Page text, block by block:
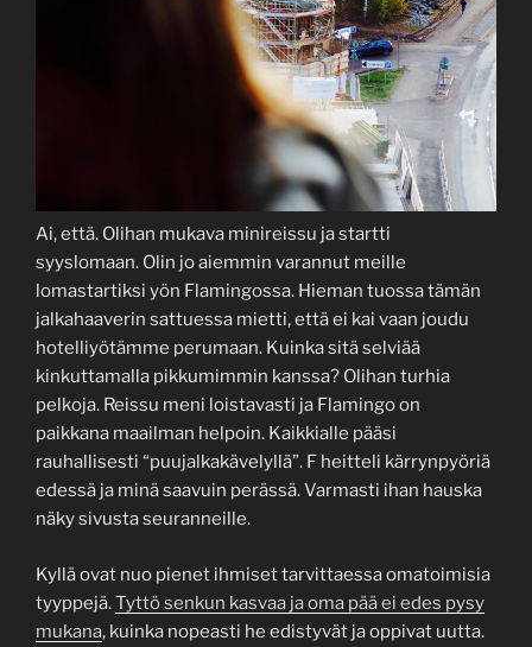
Ai, että. Olihan mukava minireissu ja startti
syyslomaan. Olin jo aiemmin varannut meille
lomastartiksi yön Flamingossa. Hieman tuossa tämän
jalkahaaverin sattuessa mietti, että ei kai vaan joudu
hotelliyötämme perumaan. Kuinka sitä selviää
kinkuttamalla pikkumimmin kanssa? Olihan turhia
pelkoja. Reissu meni loistavasti ja Flamingo on
paikkana maailman helpoin. Kaikkialle pääsi
rauhallisesti “puujalkakävelyllä”. F heitteli kärrynpyöriä
edessä ja minä saavuin perässä. Varmasti ihan hauska
näky sivusta seuranneille.
Kyllä ovat nuo pienet ihmiset tarvittaessa omatoimisia
tyyppejä.Tyttö senkun kasvaa ja oma pää ei edes pysy
mukana, kuinka nopeasti he edistyvät ja oppivat uutta.